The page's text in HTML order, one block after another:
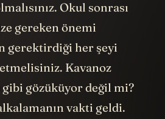
Okul sonrası
gereken önemi
gerektirdiği her şeyi
Kavanoz
gibi gözüküyor değil mi?
vakti geldi.